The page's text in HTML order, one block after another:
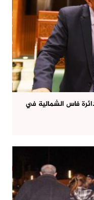
فاس الشمالية في